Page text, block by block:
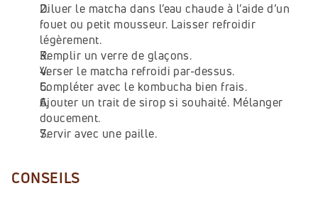
Diluer le matcha dans l’eau chaude à l’aide d’un
fouet ou petit mousseur. Laisser refroidir
légèrement.
Remplir un verre de glaçons.
Verser le matcha refroidi par-dessus.
Compléter avec le kombucha bien frais.
Ajouter un trait de sirop si souhaité. Mélanger
doucement.
Servir avec une paille.
CONSEILS